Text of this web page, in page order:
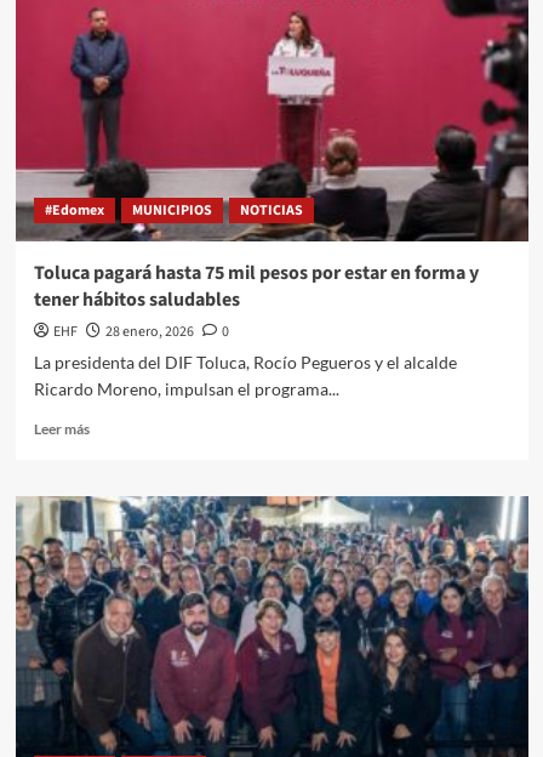
#Edomex MUNICIPIOS NOTICIAS
Toluca pagará hasta 75 mil pesos por estar en forma y
tener hábitos saludables
EHF 28 enero, 2026
0
La presidenta del DIF Toluca, Rocío Pegueros y el alcalde
Ricardo Moreno, impulsan el programa...
Leer más